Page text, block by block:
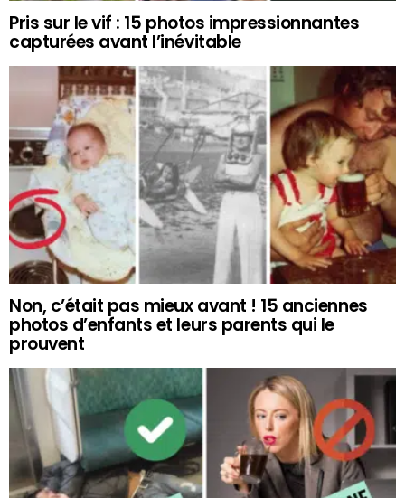
Pris sur le vif : 15 photos impressionnantes
capturées avant l’inévitable
Non, c’était pas mieux avant ! 15 anciennes
photos d’enfants et leurs parents qui le
prouvent